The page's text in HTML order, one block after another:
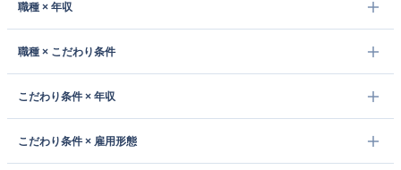
職種 × 年収
職種 × こだわり条件
こだわり条件 × 年収
こだわり条件 × 雇用形態